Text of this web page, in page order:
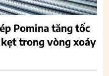
Pomina tăng tốc
trong vòng xoáy